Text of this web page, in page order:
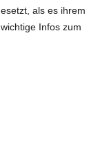
als es ihrem
Infos zum